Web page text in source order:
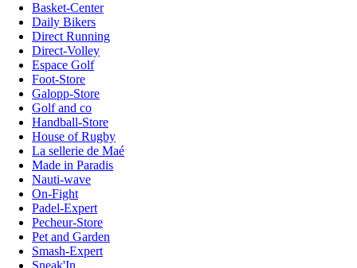
Basket-Center
Daily Bikers
Direct Running
Direct-Volley
Espace Golf
Foot-Store
Galopp-Store
Golf and co
Handball-Store
House of Rugby
La sellerie de Maé
Made in Paradis
Nauti-wave
On-Fight
Padel-Expert
Pecheur-Store
Pet and Garden
Smash-Expert